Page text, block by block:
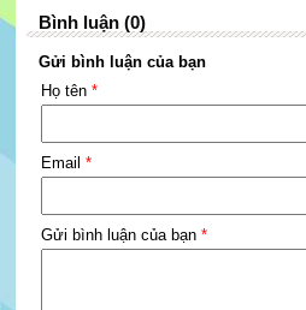
Bình luận (0)
Gửi bình luận của bạn
Họ tên *
Email *
Gửi bình luận của bạn *